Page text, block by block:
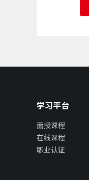
学习平台
面授课程
在线课程
职业认证